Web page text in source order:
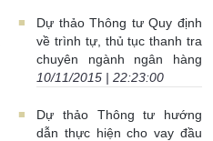
13/11/2015 | 21:38:00
Dự thảo Thông tư Quy định
về trình tự, thủ tục thanh tra
chuyên ngành ngân hàng
10/11/2015 | 22:23:00
Dự thảo Thông tư hướng
dẫn thực hiện cho vay đầu